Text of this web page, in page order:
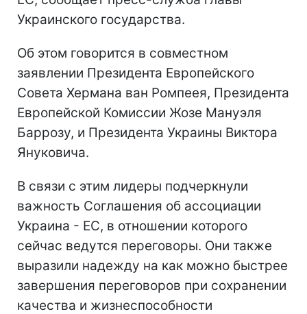
Украинского государства.
Об этом говорится в совместном
заявлении Президента Европейского
Совета Хермана ван Ромпеея, Президента
Европейской Комиссии Жозе Мануэля
Баррозу, и Президента Украины Виктора
Януковича.
В связи с этим лидеры подчеркнули
важность Соглашения об ассоциации
Украина - ЕС, в отношении которого
сейчас ведутся переговоры. Они также
выразили надежду на как можно быстрее
завершения переговоров при сохранении
качества и жизнеспособности